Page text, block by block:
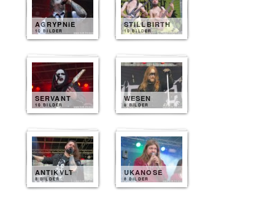
AGRYPNIE
10 BILDER
STILLBIRTH
10 BILDER
SERVANT
10 BILDER
WESEN
8 BILDER
ANTIKVLT
8 BILDER
UKANOSE
8 BILDER